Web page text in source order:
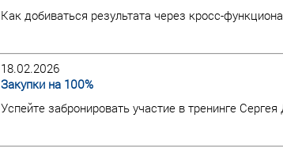
Как добиваться результата через кросс-
18.02.2026
Закупки на 100%
Успейте забронировать участие в тренинге